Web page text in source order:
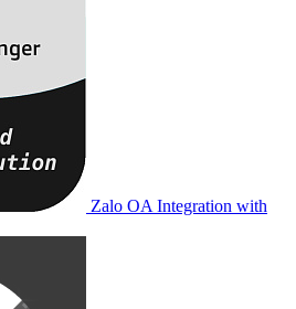
Zalo OA Integration with